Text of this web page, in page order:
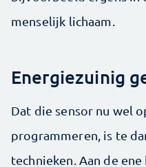
menselijk lichaam.
Energiezuinig
Dat die sensor nu wel
programmeren, is te
technieken. Aan de